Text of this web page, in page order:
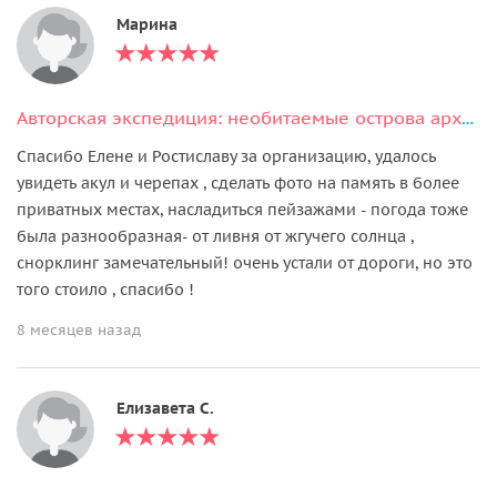
Марина
Авторская экспедиция: необитаемые острова архипелага Phi Phi
Спасибо Елене и Ростиславу за организацию, удалось
увидеть акул и черепах , сделать фото на память в более
приватных местах, насладиться пейзажами - погода тоже
была разнообразная- от ливня от жгучего солнца ,
снорклинг замечательный! очень устали от дороги, но это
того стоило , спасибо !
8 месяцев назад
Елизавета С.